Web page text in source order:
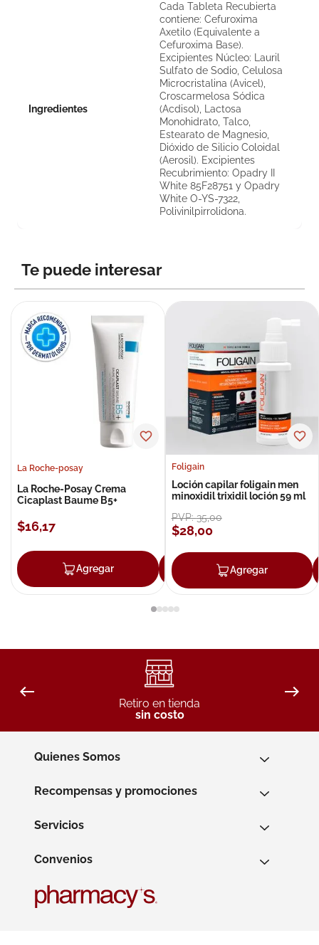
Ingredientes
Cada Tableta Recubierta
contiene: Cefuroxima
Axetilo (Equivalente a
Cefuroxima Base).
Excipientes Núcleo: Lauril
Sulfato de Sodio, Celulosa
Microcristalina (Avicel),
Croscarmelosa Sódica
(Acdisol), Lactosa
Monohidrato, Talco,
Estearato de Magnesio,
Dióxido de Silicio Coloidal
(Aerosil). Excipientes
Recubrimiento: Opadry II
White 85F28751 y Opadry
White O-YS-7322,
Polivinilpirrolidona.
Te puede interesar
La Roche-posay
La Roche-Posay Crema
Cicaplast Baume B5+
$16,17
Agregar Agregar
Foligain
Loción capilar foligain men
minoxidil trixidil loción 59 ml
PVP:35,00
$28,00
Agregar
Retiro en tienda
sin costo
Quienes Somos
Recompensas y promociones
Servicios
Convenios